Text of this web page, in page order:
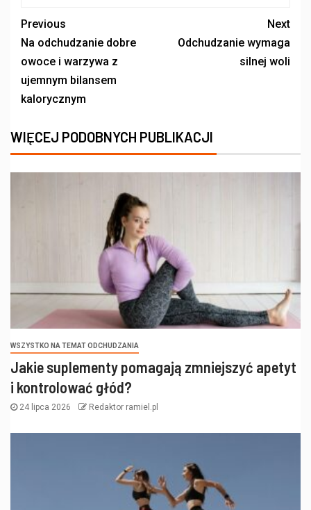
Previous
Na odchudzanie dobre
owoce i warzywa z
ujemnym bilansem
kalorycznym
Next
Odchudzanie wymaga
silnej woli
WIĘCEJ PODOBNYCH PUBLIKACJI
WSZYSTKO NA TEMAT ODCHUDZANIA
Jakie suplementy pomagają zmniejszyć apetyt
i kontrolować głód?
24 lipca 2026 Redaktor ramiel.pl